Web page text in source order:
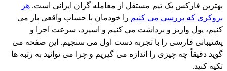
بهترین فارکس یک تیم مستقل از معامله گران ایرانی است. هر
بروکری که بررسی می کنیم را خودمان با حساب واقعی باز می
کنیم، پول واریز و برداشت می کنیم و اسپرد، سرعت اجرا و
پشتیبانی فارسی را با تجربه دست اول می سنجیم. این صفحه می
گوید دقیقاً چه چیزی را اندازه می گیریم و چرا می توانید به رتبه ها
تکیه کنید.